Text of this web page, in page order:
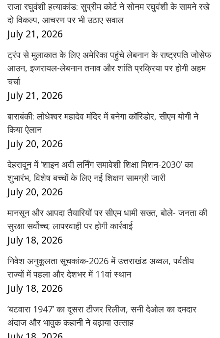
राजा रघुवंशी हत्याकांड: सुप्रीम कोर्ट ने सोनम रघुवंशी के सामने रखे
दो विकल्प, आचरण पर भी उठाए सवाल
July 21, 2026
ट्रंप से मुलाकात के लिए अमेरिका पहुंचे लेबनान के राष्ट्रपति जोसेफ
आउन, इजरायल-लेबनान तनाव और शांति प्रक्रिया पर होगी अहम
चर्चा
July 21, 2026
बाराबंकी: लोधेश्वर महादेव मंदिर में बनेगा कॉरिडोर, सीएम योगी ने
किया ऐलान
July 20, 2026
देहरादून में ‘शाइन अवी लर्निंग समावेशी शिक्षा मिशन-2030’ का
शुभारंभ, विशेष बच्चों के लिए नई शिक्षण सामग्री जारी
July 20, 2026
मानसून और आपदा तैयारियों पर सीएम धामी सख्त, बोले- जनता की
सुरक्षा सर्वोच्च; लापरवाही पर होगी कार्रवाई
July 18, 2026
निवेश अनुकूलता सूचकांक-2026 में उत्तराखंड अव्वल, पर्वतीय
राज्यों में पहला और देशभर में 11वां स्थान
July 18, 2026
‘बटवारा 1947’ का दूसरा टीजर रिलीज, सनी देओल का दमदार
अंदाज और भावुक कहानी ने बढ़ाया उत्साह